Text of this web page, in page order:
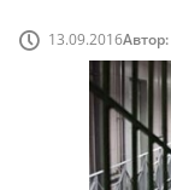
13.09.2016Автор: